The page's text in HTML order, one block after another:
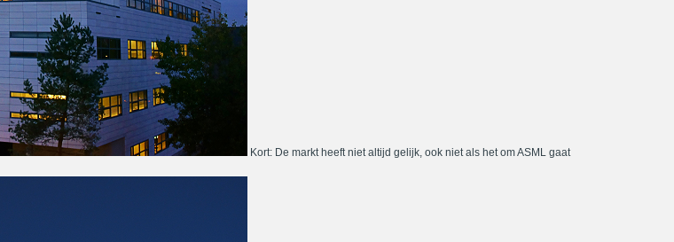
Kort: De markt heeft niet altijd gelijk, ook niet als het om ASML gaat